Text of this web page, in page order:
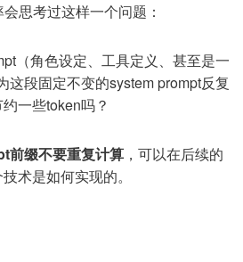
思考过这样一个问题：
（角色设定、工具定义、甚至是一
段固定不变的system prompt反复
一些token吗？
前缀不要重复计算 ，可以在后续的
术是如何实现的。